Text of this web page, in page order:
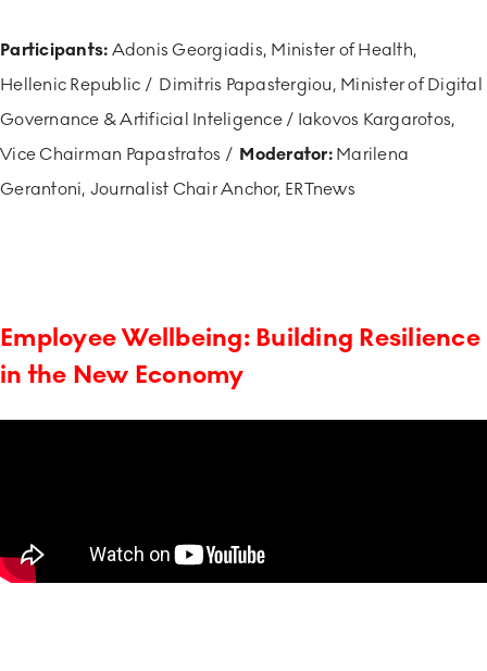
Participants: Adonis Georgiadis, Minister of Health,
Hellenic Republic / Dimitris Papastergiou, Minister of Digital
Governance & Artificial Inteligence / Iakovos Kargarotos,
Vice Chairman Papastratos / Moderator:Marilena
Gerantoni, Journalist Chair Anchor, ERTnews
Employee Wellbeing: Building Resilience
in the New Economy